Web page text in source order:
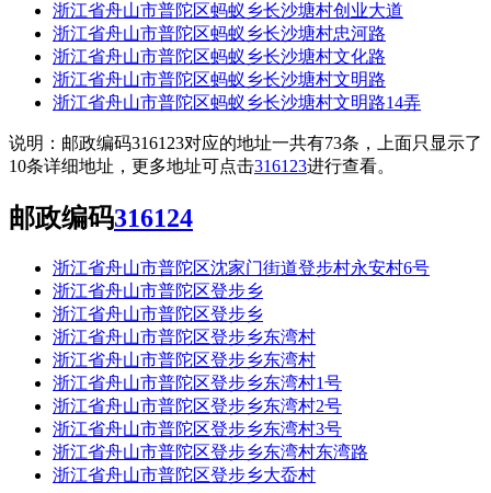
浙江省舟山市普陀区蚂蚁乡长沙塘村创业大道
浙江省舟山市普陀区蚂蚁乡长沙塘村忠河路
浙江省舟山市普陀区蚂蚁乡长沙塘村文化路
浙江省舟山市普陀区蚂蚁乡长沙塘村文明路
浙江省舟山市普陀区蚂蚁乡长沙塘村文明路14弄
说明：邮政编码316123对应的地址一共有73条，上面只显示了
10条详细地址，更多地址可点击316123进行查看。
邮政编码316124
浙江省舟山市普陀区沈家门街道登步村永安村6号
浙江省舟山市普陀区登步乡
浙江省舟山市普陀区登步乡
浙江省舟山市普陀区登步乡东湾村
浙江省舟山市普陀区登步乡东湾村
浙江省舟山市普陀区登步乡东湾村1号
浙江省舟山市普陀区登步乡东湾村2号
浙江省舟山市普陀区登步乡东湾村3号
浙江省舟山市普陀区登步乡东湾村东湾路
浙江省舟山市普陀区登步乡大岙村